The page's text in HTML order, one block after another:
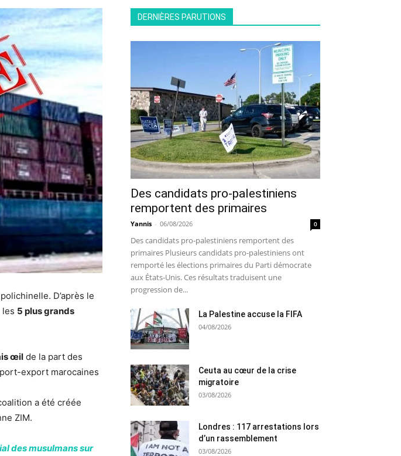
D’après le
les 5 plus grands
œil de la part des
export marocaines
a été créée
ZIM.
des musulmans sur
DERNIÈRES PARUTIONS
Des candidats pro-palestiniens
remportent des primaires
Yannis - 06/08/2026 0
Des candidats pro-palestiniens remportent des
primaires Plusieurs candidats pro-palestiniens ont
remporté les élections primaires du Parti démocrate
aux États-Unis. Ces résultats traduisent une
progression de...
La Palestine accuse la FIFA
04/08/2026
Ceuta au cœur de la crise
migratoire
03/08/2026
Londres : 117 arrestations lors
d’un rassemblement
03/08/2026